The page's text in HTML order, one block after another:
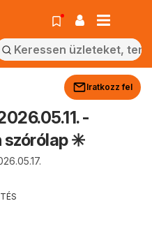
Iratkozz fel
-
szórólap ✳️